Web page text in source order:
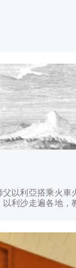
以利亞搭乘火車
利沙走遍各地，